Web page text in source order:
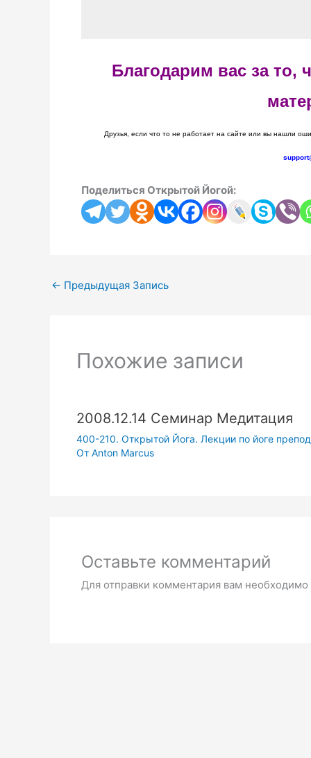
Благодарим вас за то,
Друзья, если что то не работает на сайте или вы нашли
Поделиться Открытой Йогой:
← Предыдущая Запись
Похожие записи
2008.12.14 Семинар Медитация
400-210. Открытой Йога. Лекции по йоге
От Anton Marcus
Оставьте комментарий
Для отправки комментария вам необходимо